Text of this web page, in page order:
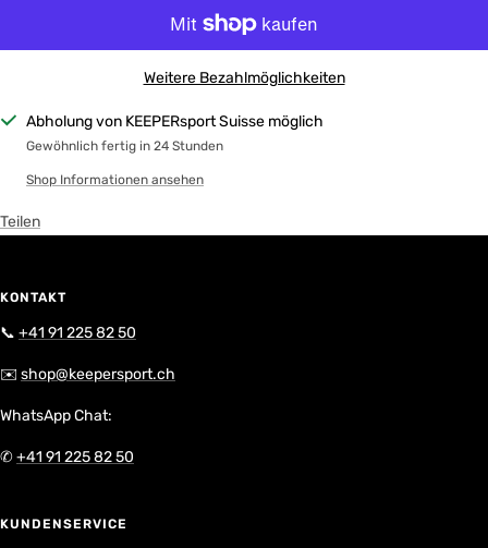
Weitere Bezahlmöglichkeiten
Abholung von KEEPERsport Suisse möglich
Gewöhnlich fertig in 24 Stunden
Shop Informationen ansehen
Teilen
KONTAKT
📞 +41 91 225 82 50
✉️ shop@keepersport.ch
WhatsApp Chat:
✆+41 91 225 82 50
KUNDENSERVICE